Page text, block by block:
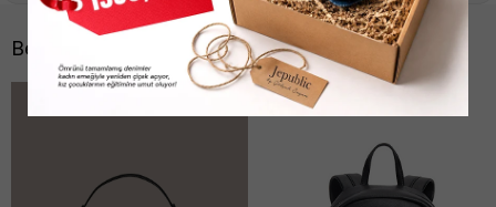
Benzer Ürünler